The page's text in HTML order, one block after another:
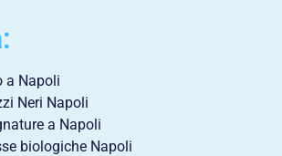
a Napoli
Neri Napoli
a Napoli
biologiche Napoli